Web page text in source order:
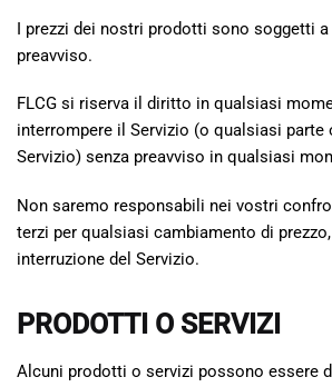
I prezzi dei nostri prodotti sono soggetti
preavviso.
FLCG si riserva il diritto in qualsiasi
interrompere il Servizio (o qualsiasi parte
Servizio) senza preavviso in qualsiasi
Non saremo responsabili nei vostri
terzi per qualsiasi cambiamento di
interruzione del Servizio.
PRODOTTI O SERVIZI
Alcuni prodotti o servizi possono essere